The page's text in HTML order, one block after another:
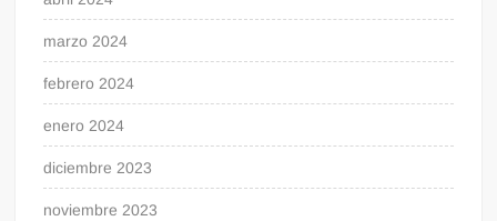
marzo 2024
febrero 2024
enero 2024
diciembre 2023
noviembre 2023